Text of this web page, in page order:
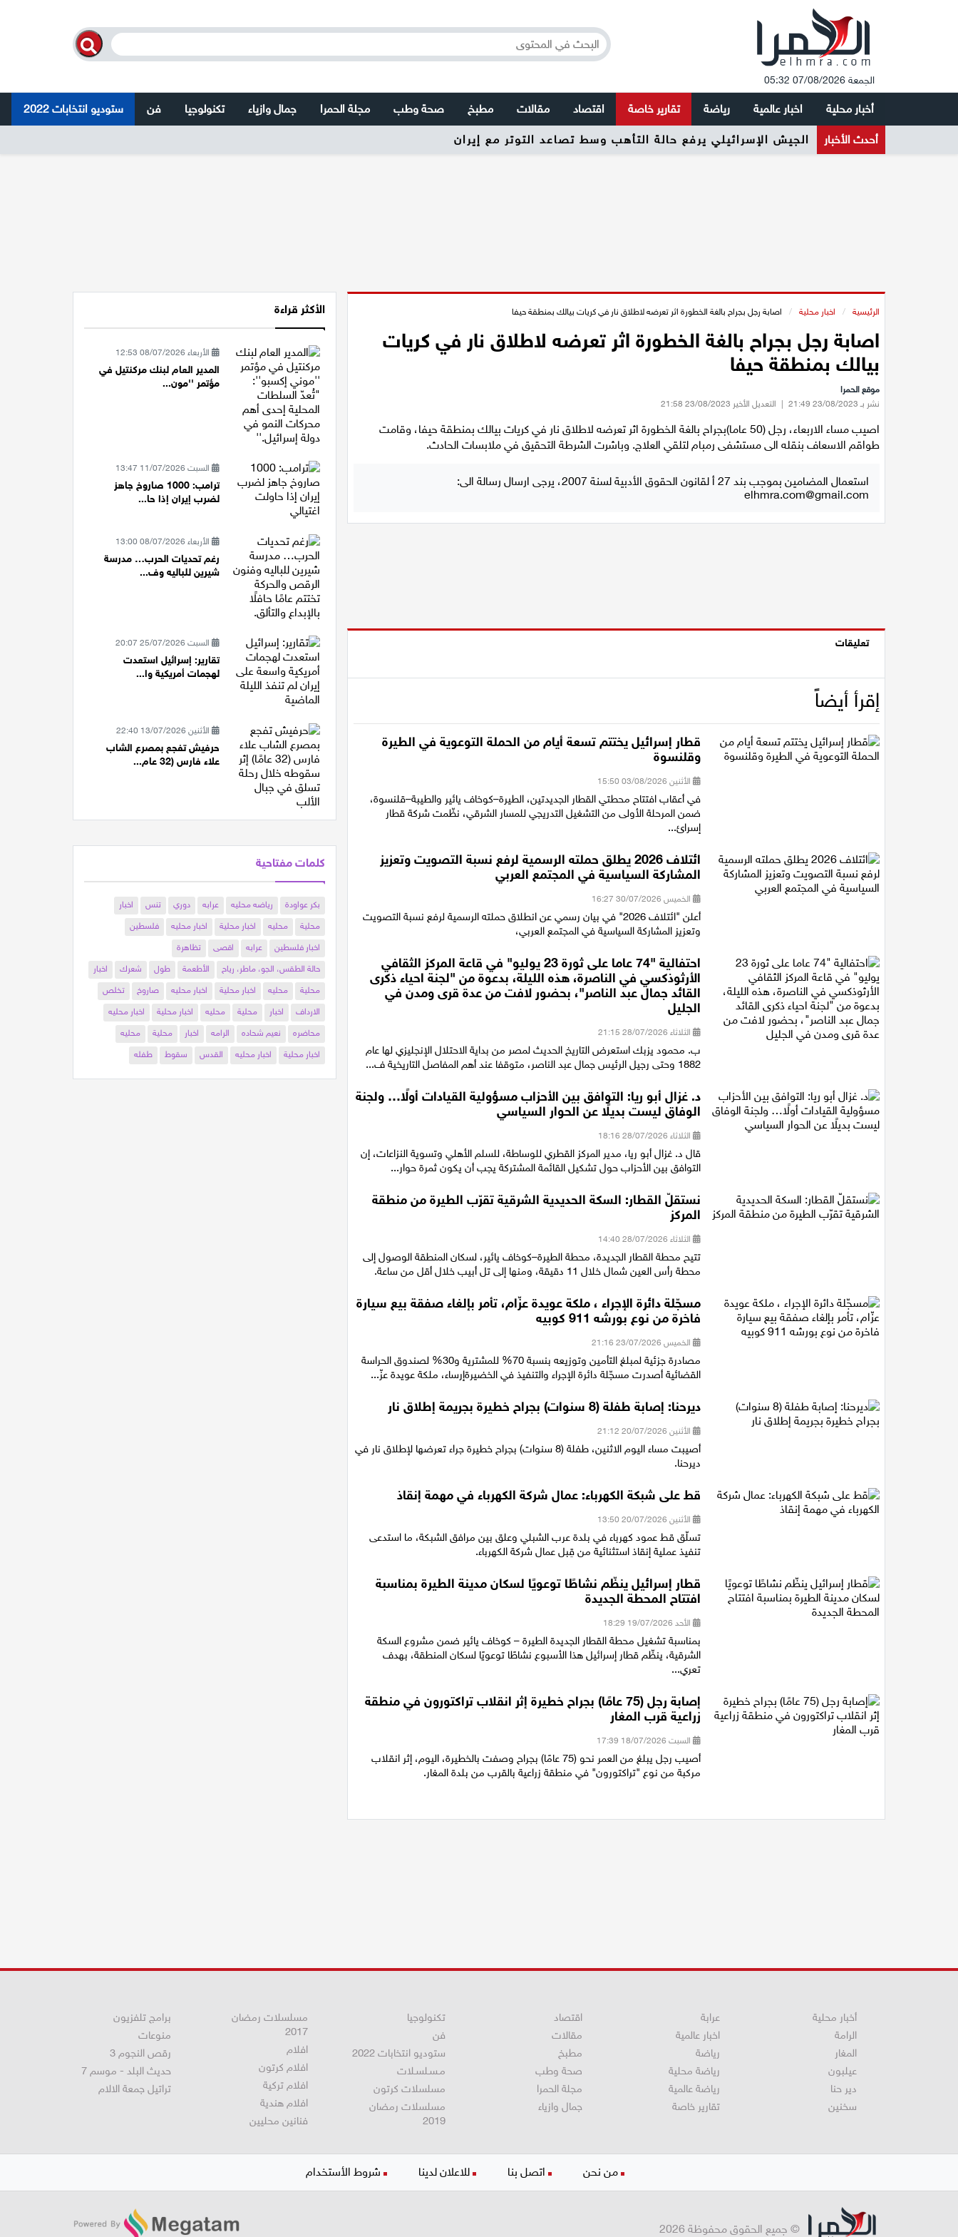
الجمعة 07/08/2026 05:32
أخبار محلية اخبار عالمية رياضة تقارير خاصة اقتصاد مقالات مطبخ صحة وطب مجلة الحمرا جمال وازياء تكنولوجيا فن ستوديو انتخابات 2022
أحدث الأخبار الجيش الإسرائيلي يرفع حالة التأهب وسط تصاعد التوتر مع إيران
الرئيسية / اخبار محلية / اصابة رجل بجراح بالغة الخطورة اثر تعرضه لاطلاق نار في كريات بيالك بمنطقة حيفا
اصابة رجل بجراح بالغة الخطورة اثر تعرضه لاطلاق نار في كريات
بيالك بمنطقة حيفا
موقع الحمرا
نشر بـ 23/08/2023 21:49
| التعديل الأخير 23/08/2023 21:58
اصيب مساء الاربعاء، رجل (50 عاما)بجراح بالغة الخطورة اثر تعرضه لاطلاق نار في كريات بيالك بمنطقة حيفا، وقامت
طواقم الاسعاف بنقله الى مستشفى رمبام لتلقي العلاج. وباشرت الشرطة التحقيق في ملابسات الحادث.
استعمال المضامين بموجب بند 27 أ لقانون الحقوق الأدبية لسنة 2007، يرجى ارسال رسالة الى:
elhmra.com@gmail.com
تعليقات
إقرأ أيضاً
قطار إسرائيل يختتم تسعة أيام من الحملة التوعوية في الطيرة
وقلنسوة
الأثنين 03/08/2026 15:50
في أعقاب افتتاح محطتي القطار الجديدتين، الطيرة–كوخاف يائير والطيبة–قلنسوة،
ضمن المرحلة الأولى من التشغيل التدريجي للمسار الشرقي، نظّمت شركة قطار
إسرائ...
ائتلاف 2026 يطلق حملته الرسمية لرفع نسبة التصويت وتعزيز
المشاركة السياسية في المجتمع العربي
الخميس 30/07/2026 16:27
أعلن "ائتلاف 2026" في بيان رسمي عن انطلاق حملته الرسمية لرفع نسبة التصويت
وتعزيز المشاركة السياسية في المجتمع العربي،
احتفالية "74 عاما على ثورة 23 يوليو" في قاعة المركز الثقافي
الأرثوذكسي في الناصرة، هذه الليلة، بدعوة من "لجنة احياء ذكرى
القائد جمال عبد الناصر"، بحضور لافت من عدة قرى ومدن في
الجليل
الثلاثاء 28/07/2026 21:15
ب. محمود يزبك استعرض التاريخ الحديث لمصر من بداية الاحتلال الإنجليزي لها عام
1882 وحتى رجيل الرئيس جمال عبد الناصر، متوقفا عند أهم المفاصل التاريخية ف...
د. غزال أبو ريا: التوافق بين الأحزاب مسؤولية القيادات أولًا… ولجنة
الوفاق ليست بديلًا عن الحوار السياسي
الثلاثاء 28/07/2026 18:16
قال د. غزال أبو ريا، مدير المركز القطري للوساطة، للسلم الأهلي وتسوية النزاعات، إن
التوافق بين الأحزاب حول تشكيل القائمة المشتركة يجب أن يكون ثمرة حوار...
نستقلّ القطار: السكة الحديدية الشرقية تقرّب الطيرة من منطقة
المركز
الثلاثاء 28/07/2026 14:40
تتيح محطة القطار الجديدة، محطة الطيرة–كوخاف يائير، لسكان المنطقة الوصول إلى
محطة رأس العين شمال خلال 11 دقيقة، ومنها إلى تل أبيب خلال أقل من ساعة.
مسجّلة دائرة الإجراء ، ملكة عويدة عزّام، تأمر بإلغاء صفقة بيع سيارة
فاخرة من نوع بورشه 911 كوبيه
الخميس 23/07/2026 21:16
مصادرة جزئية لمبلغ التأمين وتوزيعه بنسبة 70% للمشترية و30% لصندوق الحراسة
القضائية أصدرت مسجّلة دائرة الإجراء والتنفيذ في الخضيرةإرساء، ملكة عويدة عزّ...
ديرحنا: إصابة طفلة (8 سنوات) بجراح خطيرة بجريمة إطلاق نار
الأثنين 20/07/2026 21:12
أصيبت مساء اليوم الاثنين، طفلة (8 سنوات) بجراح خطيرة جراء تعرضها لإطلاق نار في
ديرحنا.
قط على شبكة الكهرباء: عمال شركة الكهرباء في مهمة إنقاذ
الأثنين 20/07/2026 13:50
تسلّق قط عمود كهرباء في بلدة عرب الشبلي وعلق بين مرافق الشبكة، ما استدعى
تنفيذ عملية إنقاذ استثنائية من قِبل عمال شركة الكهرباء.
قطار إسرائيل ينظّم نشاطًا توعويًا لسكان مدينة الطيرة بمناسبة
افتتاح المحطة الجديدة
الأحد 19/07/2026 18:29
بمناسبة تشغيل محطة القطار الجديدة الطيرة – كوخاف يائير ضمن مشروع السكة
الشرقية، ينظّم قطار إسرائيل هذا الأسبوع نشاطًا توعويًا لسكان المنطقة، بهدف
تعري...
إصابة رجل (75 عامًا) بجراح خطيرة إثر انقلاب تراكتورون في منطقة
زراعية قرب المغار
السبت 18/07/2026 17:39
أصيب رجل يبلغ من العمر نحو (75 عامًا) بجراح وصفت بالخطيرة، اليوم، إثر انقلاب
مركبة من نوع "تراكتورون" في منطقة زراعية بالقرب من بلدة المغار.
الأكثر قراءة
الأربعاء 08/07/2026 12:53
المدير العام لبنك مركنتيل في
مؤتمر ''مون...
السبت 11/07/2026 13:47
ترامب: 1000 صاروخ جاهز
لضرب إيران إذا حا...
الأربعاء 08/07/2026 13:00
رغم تحديات الحرب… مدرسة
شيرين للباليه وف...
السبت 25/07/2026 20:07
تقارير: إسرائيل استعدت
لهجمات أمريكية وا...
الأثنين 13/07/2026 22:40
حرفيش تفجع بمصرع الشاب
علاء فارس (32 عام...
كلمات مفتاحية
بكر عواودة رياضه محليه عرابه دوري تنس
اخبار
محلية
محليه اخبار محلية اخبار محليه
فلسطين
اخبار فلسطين
عرابه اقصى
تظاهرة
حالة الطقس، الجو، ماطر، رياح
الأطعمة طول شعرك
اخبار
محلية
محليه اخبار محلية اخبار محليه صاروخ
تخلص
الارداف
اخبار محلية محليه اخبار محلية
اخبار محليه
محاضره
نعيم شحاده الرامه اخبار محلية
محليه
اخبار محلية
اخبار محليه القدس سقوط طفله
أخبار محلية
الرامة
المغار
عيلبون
دير حنا
سخنين
عرابة
اخبار عالمية
رياضة
رياضة محلية
رياضة عالمية
تقارير خاصة
اقتصاد
مقالات
مطبخ
صحة وطب
مجلة الحمرا
جمال وازياء
تكنولوجيا
فن
ستوديو انتخابات 2022
مـسـلسـلات
مسلسلات كرتون
مسلسلات رمضان
2019
مسلسلات رمضان
2017
افلام
افلام كرتون
افلام تركية
افلام هندية
فنانين محليين
برامج تلفزيون
منوعات
رقص النجوم 3
حديث البلد - موسم 7
تراتيل جمعة الالام
من نحن اتصل بنا للاعلان لدينا شروط الأستخدام
© جميع الحقوق محفوظة 2026